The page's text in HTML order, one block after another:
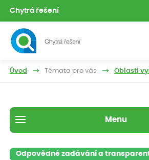
Chytrá řešení
Úvod Témata pro vás Oblasti
Menu
Odpovědné zadávání a